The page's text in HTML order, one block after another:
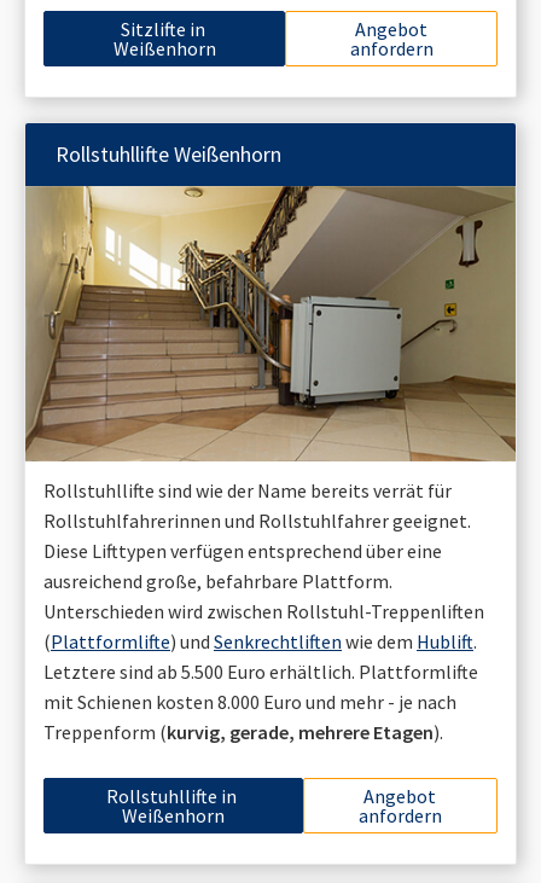
Sitzlifte in
Weißenhorn
Angebot
anfordern
RollstuhllifteWeißenhorn
Rollstuhllifte sind wie der Name bereits verrät für
Rollstuhlfahrerinnen und Rollstuhlfahrer geeignet.
Diese Lifttypen verfügen entsprechend über eine
ausreichend große, befahrbare Plattform.
Unterschieden wird zwischen Rollstuhl-Treppenliften
(Plattformlifte) und Senkrechtliften wie dem Hublift.
Letztere sind ab 5.500 Euro erhältlich. Plattformlifte
mit Schienen kosten 8.000 Euro und mehr - je nach
Treppenform (kurvig, gerade, mehrere Etagen).
Rollstuhllifte in
Weißenhorn
Angebot
anfordern